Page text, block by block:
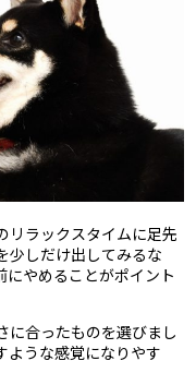
リラックスタイムに足先
少しだけ出してみるな
にやめることがポイント
に合ったものを選びまし
ような感覚になりやす